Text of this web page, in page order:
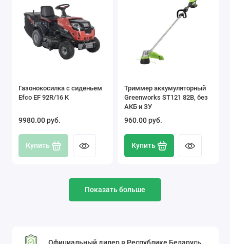
Газонокосилка с сиденьем
Efco EF 92R/16 K
9980.00 pуб.
Купить
Триммер аккумуляторный
Greenworks ST121 82В, без
АКБ и ЗУ
960.00 pуб.
Купить
Показать больше